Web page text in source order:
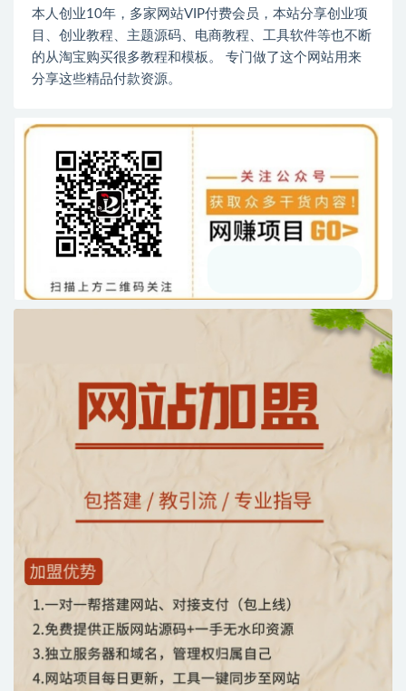
本人创业10年，多家网站VIP付费会员，本站分享创业项
目、创业教程、主题源码、电商教程、工具软件等也不断
的从淘宝购买很多教程和模板。 专门做了这个网站用来
分享这些精品付款资源。